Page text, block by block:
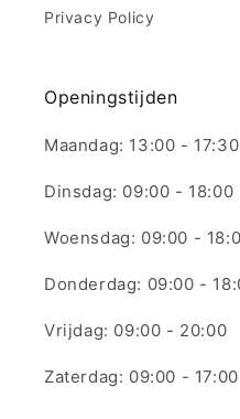
Privacy Policy
Openingstijden
Maandag: 13:00 - 17:30
Dinsdag: 09:00 - 18:00
Woensdag: 09:00 -
Donderdag: 09:00 -
Vrijdag: 09:00 - 20:00
Zaterdag: 09:00 - 17:00